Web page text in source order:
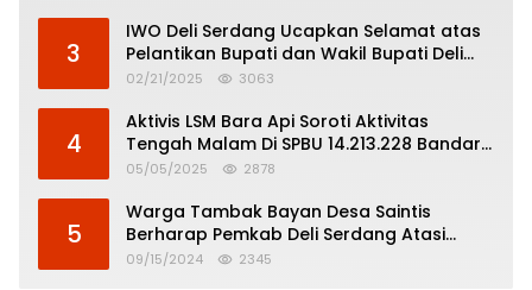
3
IWO Deli Serdang Ucapkan Selamat atas
Pelantikan Bupati dan Wakil Bupati Deli
Serdang
02/21/2025 3063
4
Aktivis LSM Bara Api Soroti Aktivitas
Tengah Malam Di SPBU 14.213.228 Bandar
Tinggi
05/05/2025 2878
5
Warga Tambak Bayan Desa Saintis
Berharap Pemkab Deli Serdang Atasi
Banjir
09/15/2024 2345